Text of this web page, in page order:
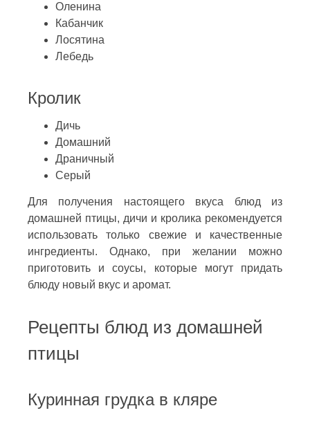
Оленина
Кабанчик
Лосятина
Лебедь
Кролик
Дичь
Домашний
Драничный
Серый
Для получения настоящего вкуса блюд из
домашней птицы, дичи и кролика рекомендуется
использовать только свежие и качественные
ингредиенты. Однако, при желании можно
приготовить и соусы, которые могут придать
блюду новый вкус и аромат.
Рецепты блюд из домашней
птицы
Куринная грудка в кляре